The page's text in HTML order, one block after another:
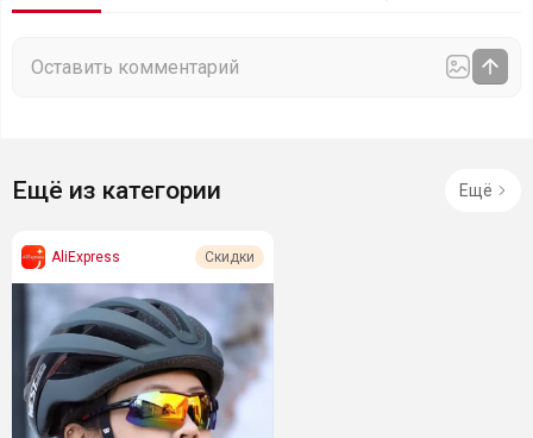
Ещё из категории Ещё
AliExpress Скидки